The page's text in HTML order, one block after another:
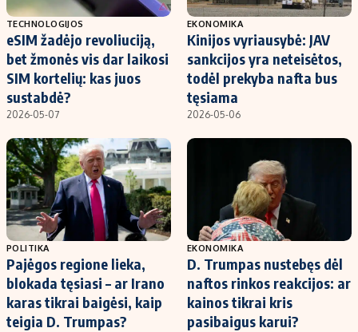
TECHNOLOGIJOS
eSIM žadėjo revoliuciją,
bet žmonės vis dar laikosi
SIM kortelių: kas juos
sustabdė?
2026-05-07
EKONOMIKA
Kinijos vyriausybė: JAV
sankcijos yra neteisėtos,
todėl prekyba nafta bus
tęsiama
2026-05-06
POLITIKA
Pajėgos regione lieka,
blokada tęsiasi – ar Irano
karas tikrai baigėsi, kaip
teigia D. Trumpas?
EKONOMIKA
D. Trumpas nustebęs dėl
naftos rinkos reakcijos: ar
kainos tikrai kris
pasibaigus karui?